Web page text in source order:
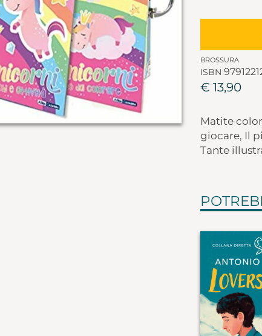
BROSSURA
ISBN
€ 13,90
Matite
giocare, Il
Tante